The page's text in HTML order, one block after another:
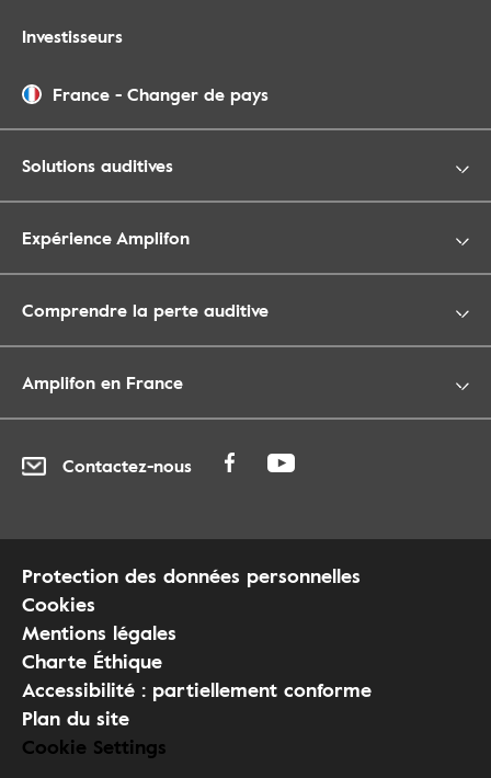
Investisseurs
France - Changer de pays
Solutions auditives
Expérience Amplifon
Comprendre la perte auditive
Amplifon en France
Contactez-nous
Protection des données personnelles
Cookies
Mentions légales
Charte Éthique
Accessibilité : partiellement conforme
Plan du site
Cookie Settings